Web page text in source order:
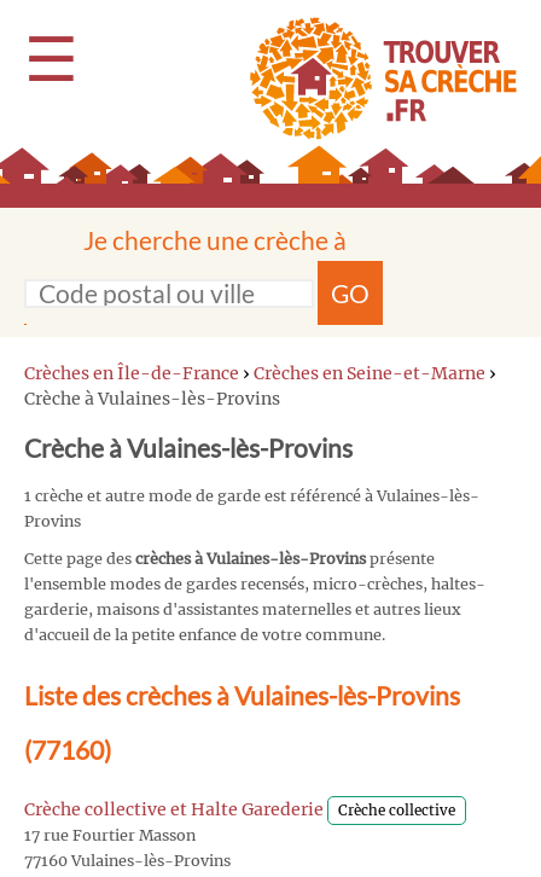
☰
Je cherche une crèche à
GO
Crèches en Île-de-France › Crèches en Seine-et-Marne ›
Crèche à Vulaines-lès-Provins
Crèche à Vulaines-lès-Provins
1 crèche et autre mode de garde est référencé à Vulaines-lès-
Provins
Cette page des crèches à Vulaines-lès-Provinsprésente
l'ensemble modes de gardes recensés, micro-crèches, haltes-
garderie, maisons d'assistantes maternelles et autres lieux
d'accueil de la petite enfance de votre commune.
Liste des crèches à Vulaines-lès-Provins
(77160)
Crèche collective et Halte Garederie Crèche collective
17 rue Fourtier Masson
77160 Vulaines-lès-Provins